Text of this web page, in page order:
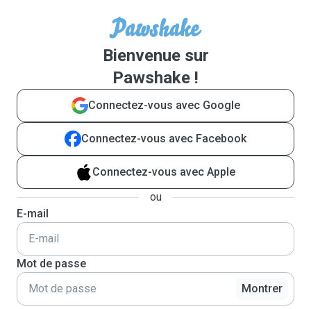
Bienvenue sur
Pawshake !
Connectez-vous avec Google
Connectez-vous avec Facebook
Connectez-vous avec Apple
ou
E-mail
Mot de passe
Montrer